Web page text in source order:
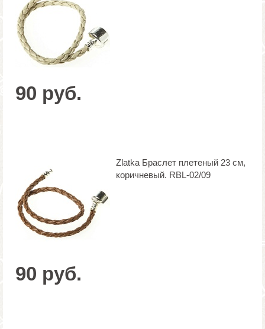
90 руб.
Zlatka Браслет плетеный 23 см,
коричневый. RBL-02/09
90 руб.